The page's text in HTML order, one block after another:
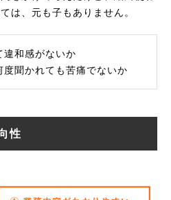
、元も子もありません。
違和感がないか
度聞かれても苦痛でないか
性